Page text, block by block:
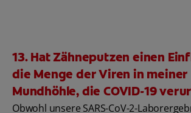
13. Hat Zähneputzen einen
die Menge der Viren in meiner
Mundhöhle, die COVID-19
Obwohl unsere SARS-CoV-2-